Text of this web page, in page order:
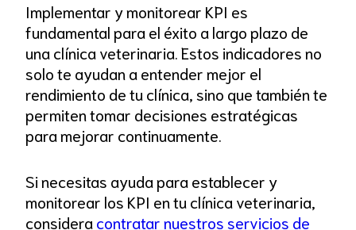
Implementar y monitorear KPI es
fundamental para el éxito a largo plazo de
una clínica veterinaria. Estos indicadores no
solo te ayudan a entender mejor el
rendimiento de tu clínica, sino que también te
permiten tomar decisiones estratégicas
para mejorar continuamente.
Si necesitas ayuda para establecer y
monitorear los KPI en tu clínica veterinaria,
considera contratar nuestros servicios de